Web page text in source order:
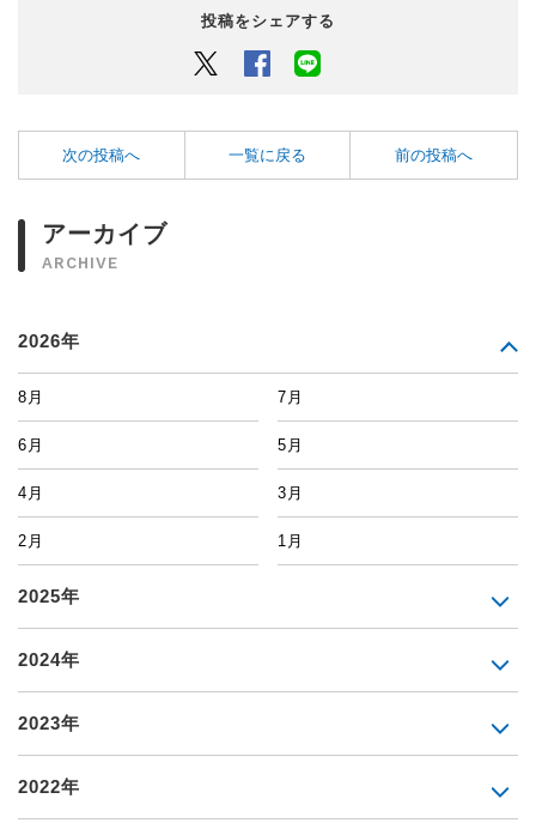
投稿をシェアする
Twitter Facebook
次の投稿へ 一覧に戻る 前の投稿へ
アーカイブ
ARCHIVE
2026年
8月 7月
6月 5月
4月 3月
2月 1月
2025年
2024年
2023年
2022年